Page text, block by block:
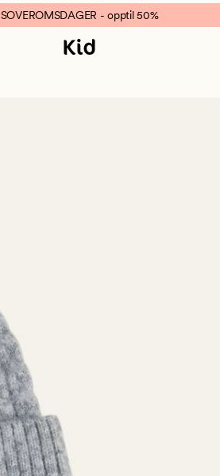
SOVEROMSDAGER - opptil 50%